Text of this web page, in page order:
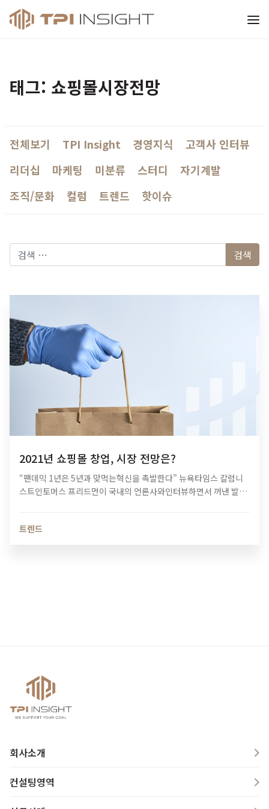
티피아이 인사이트
태그: 쇼핑몰시장전망
전체보기 TPI Insight 경영지식
고객사 인터뷰
리더십
마케팅 미분류 스터디
자기계발
조직/문화
컬럼 트렌드 핫이슈
다음 검색:
2021년 쇼핑몰 창업, 시장 전망은?
“팬데믹 1년은 5년과 맞먹는혁신을 촉발한다” 뉴욕타임스 칼럼니
스트인토머스 프리드먼이 국내의 언론사와인터뷰하면서 꺼낸 발언
어낼 수도 있습니다. 대면…
트렌드
회사소개
컨설팅영역